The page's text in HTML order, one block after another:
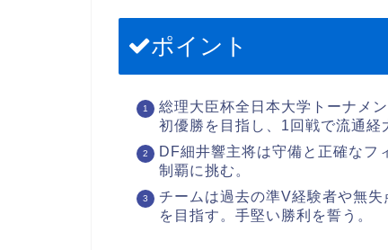
ポイント
総理大臣杯全日本大学トーナメ
初優勝を目指し、1回戦で流通経
DF細井響主将は守備と正確なフ
制覇に挑む。
チームは過去の準V経験者や無
を目指す。手堅い勝利を誓う。